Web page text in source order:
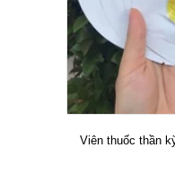
Viên thuốc thần